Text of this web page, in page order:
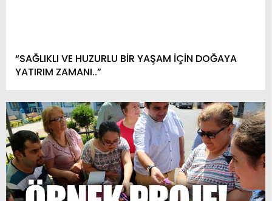
“SAĞLIKLI VE HUZURLU BİR YAŞAM İÇİN DOĞAYA
YATIRIM ZAMANI..”